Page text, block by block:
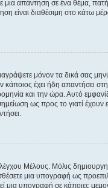
απάντηση σε ένα θέμα,
είναι διαθέσιμη στο κάτω
μόνον τα δικά σας
έχει ήδη απαντήσει
και την ώρα. Αυτό
ως προς το γιατί έχουν
Μέλους. Μόλις
μια υπογραφή ως
υπογραφή σε κάποιες